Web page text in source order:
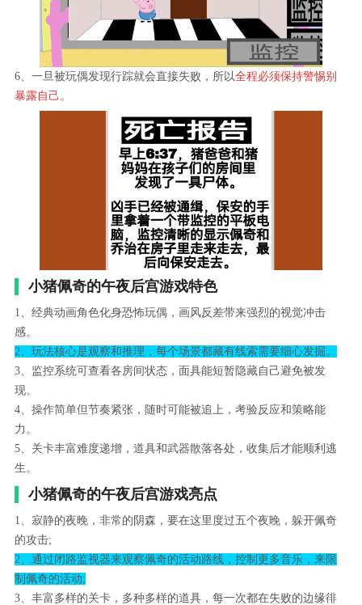
6、一旦被玩偶发现行踪就会直接失败，所以全程必须保持警惕别
暴露自己 。
小猪佩奇的午夜后宫游戏特色
1、经典动画角色化身恐怖玩偶，画风反差带来强烈的视觉冲击
感。
2、玩法核心是观察和推理，每个场景都藏有线索需要细心发掘。
3、监控系统可查看各房间状态，面具能短暂隐藏自己避免被发
现。
4、操作简单但节奏紧张，随时可能被追上，考验反应和策略能
力。
5、关卡丰富难度递增，道具和武器散落各处，收集后才能顺利逃
生。
小猪佩奇的午夜后宫游戏亮点
1、寂静的夜晚，非常的阴森，要在这里度过五个夜晚，躲开佩奇
的攻击;
2、通过闭路监视器来观察佩奇的活动路线，控制更多音乐，来限
制佩奇的活动;
3、丰富多样的关卡，多种多样的道具，每一次都在失败的边缘徘